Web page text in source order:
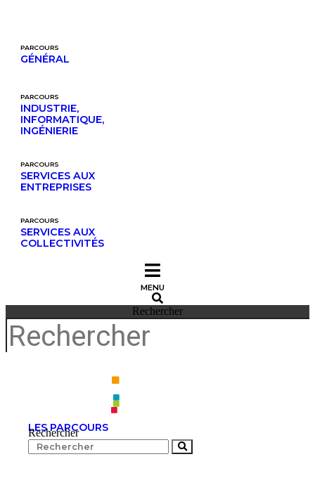
PARCOURS
GÉNÉRAL
PARCOURS
INDUSTRIE,
INFORMATIQUE,
INGÉNIERIE
PARCOURS
SERVICES AUX
ENTREPRISES
PARCOURS
SERVICES AUX
COLLECTIVITÉS
MENU
Rechercher
LES PARCOURS
Rechercher